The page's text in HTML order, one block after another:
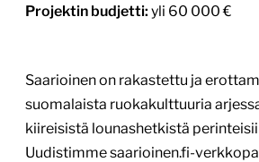
Projektin budjetti: yli 60 000 €
Saarioinen on rakastettu ja
suomalaista ruokakulttuuria
kiireisistä lounashetkistä
Uudistimme saarioinen.fi-